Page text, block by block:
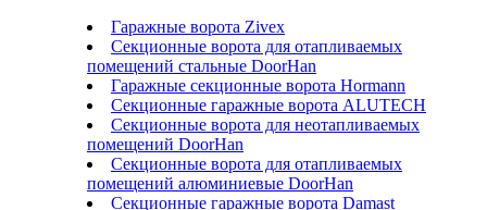
Гаражные ворота Zivex
Секционные ворота для отапливаемых
помещений стальные DoorHan
Гаражные секционные ворота Hormann
Секционные гаражные ворота ALUTECH
Секционные ворота для неотапливаемых
помещений DoorHan
Секционные ворота для отапливаемых
помещений алюминиевые DoorHan
Секционные гаражные ворота Damast